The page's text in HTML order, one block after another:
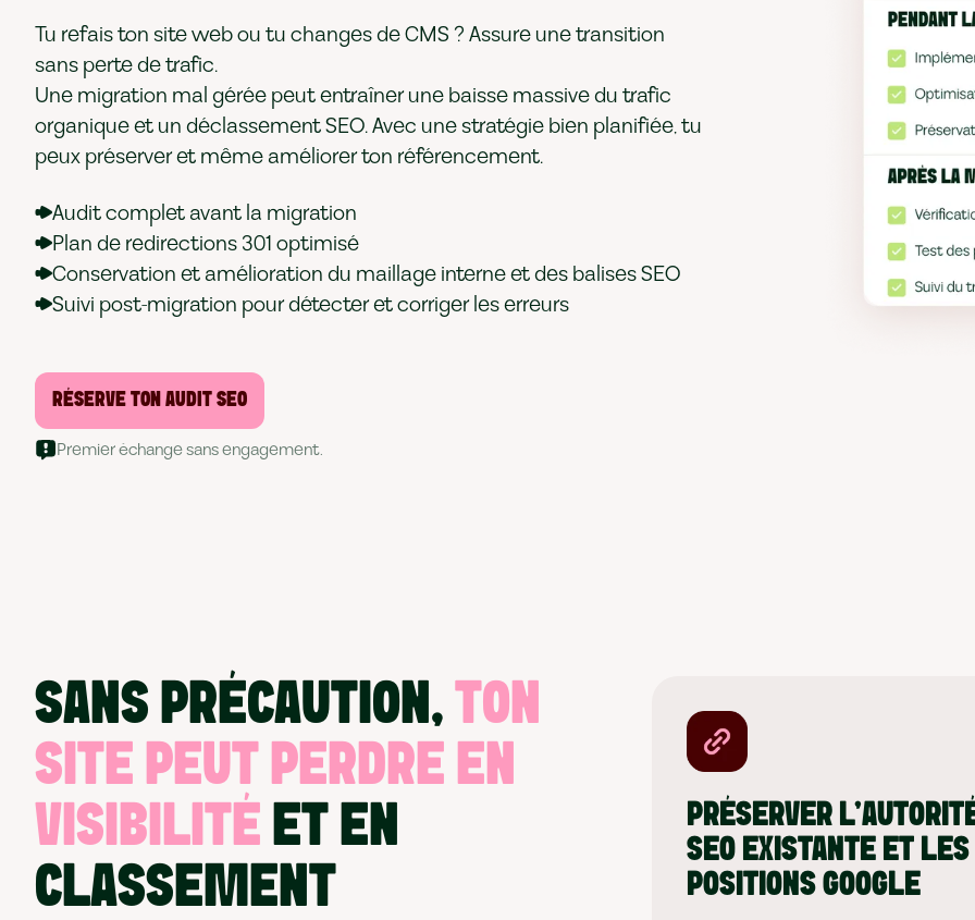
Tu refais ton site web ou tu changes de CMS ? Assure une transition
sans perte de trafic.
Une migration mal gérée peut entraîner une baisse massive du trafic
organique et un déclassement SEO. Avec une stratégie bien planifiée, tu
peux préserver et même améliorer ton référencement.
Audit complet avant la migration
Plan de redirections 301 optimisé
Conservation et amélioration du maillage interne et des balises SEO
Suivi post-migration pour détecter et corriger les erreurs
RÉSERVE TON AUDIT SEO
Premier échange sans engagement.
SANS PRÉCAUTION, TON
SITE PEUT PERDRE EN
VISIBILITÉ ET EN
CLASSEMENT
PRÉSERVER
SEO EXISTANTE ET LES
POSITIONS GOOGLE